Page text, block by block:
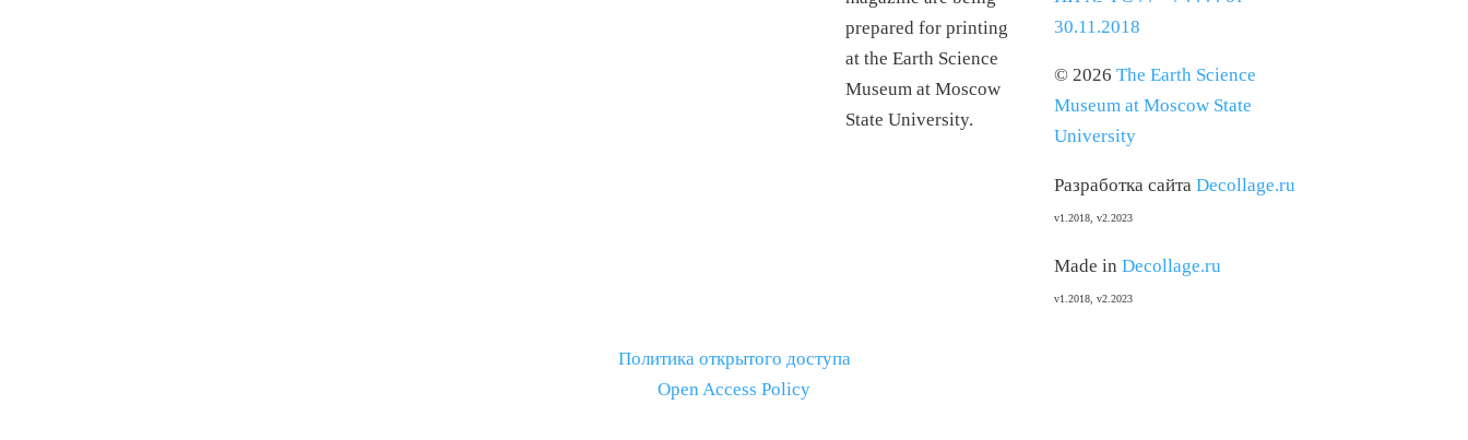
prepared for printing
at the Earth Science
Museum at Moscow
State University.
30.11.2018
© 2026 The Earth Science
Museum at Moscow State
University
Разработка сайта Decollage.ru
v1.2018, v2.2023
Made in Decollage.ru
v1.2018, v2.2023
Политика открытого доступа
Open Access Policy